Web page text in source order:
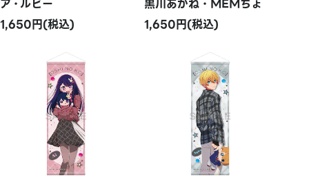
ア・ルビー
1,650円(税込)
黒川あかね・MEMちょ
1,650円(税込)